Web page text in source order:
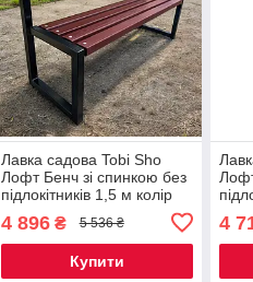
Лавка садова Tobi Sho
Лофт Бенч зі спинкою без
підлокітників 1,5 м колір
4 896₴ 5 536 ₴
Купити
4